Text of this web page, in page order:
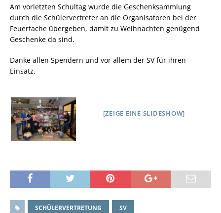
Am vorletzten Schultag wurde die Geschenksammlung
durch die Schülervertreter an die Organisatoren bei der
Feuerfache übergeben, damit zu Weihnachten genügend
Geschenke da sind.
Danke allen Spendern und vor allem der SV für ihren
Einsatz.
[ZEIGE EINE SLIDESHOW]
SCHÜLERVERTRETUNG SV